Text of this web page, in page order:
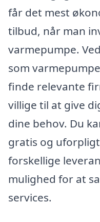
får det mest
tilbud, når man
varmepumpe.
som
finde relevante
villige til at give
dine behov. Du
gratis og
forskellige
mulighed for at
services.